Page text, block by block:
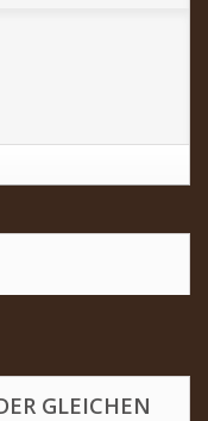
GLEICHEN